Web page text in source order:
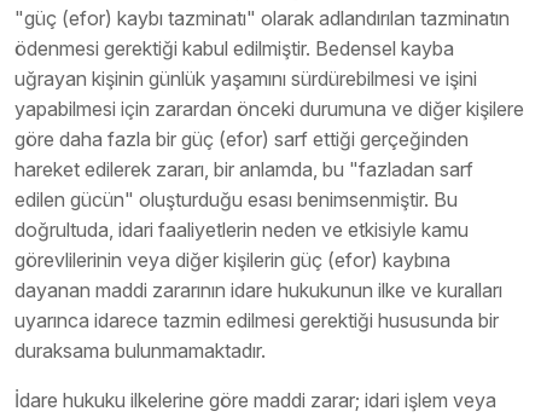
"güç (efor) kaybı tazminatı" olarak adlandırılan tazminatın
ödenmesi gerektiği kabul edilmiştir. Bedensel kayba
uğrayan kişinin günlük yaşamını sürdürebilmesi ve işini
yapabilmesi için zarardan önceki durumuna ve diğer kişilere
göre daha fazla bir güç (efor) sarf ettiği gerçeğinden
hareket edilerek zararı, bir anlamda, bu "fazladan sarf
edilen gücün" oluşturduğu esası benimsenmiştir. Bu
doğrultuda, idari faaliyetlerin neden ve etkisiyle kamu
görevlilerinin veya diğer kişilerin güç (efor) kaybına
dayanan maddi zararının idare hukukunun ilke ve kuralları
uyarınca idarece tazmin edilmesi gerektiği hususunda bir
duraksama bulunmamaktadır.
İdare hukuku ilkelerine göre maddi zarar; idari işlem veya